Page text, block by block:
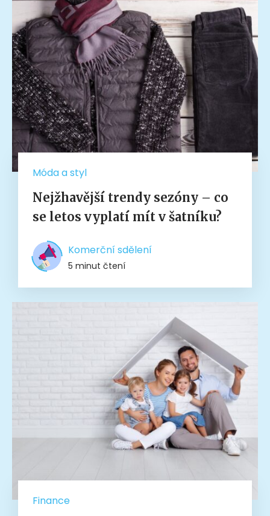
Móda a styl
Nejžhavější trendy sezóny – co
se letos vyplatí mít v šatníku?
Komerční sdělení
5 minut čtení
Finance